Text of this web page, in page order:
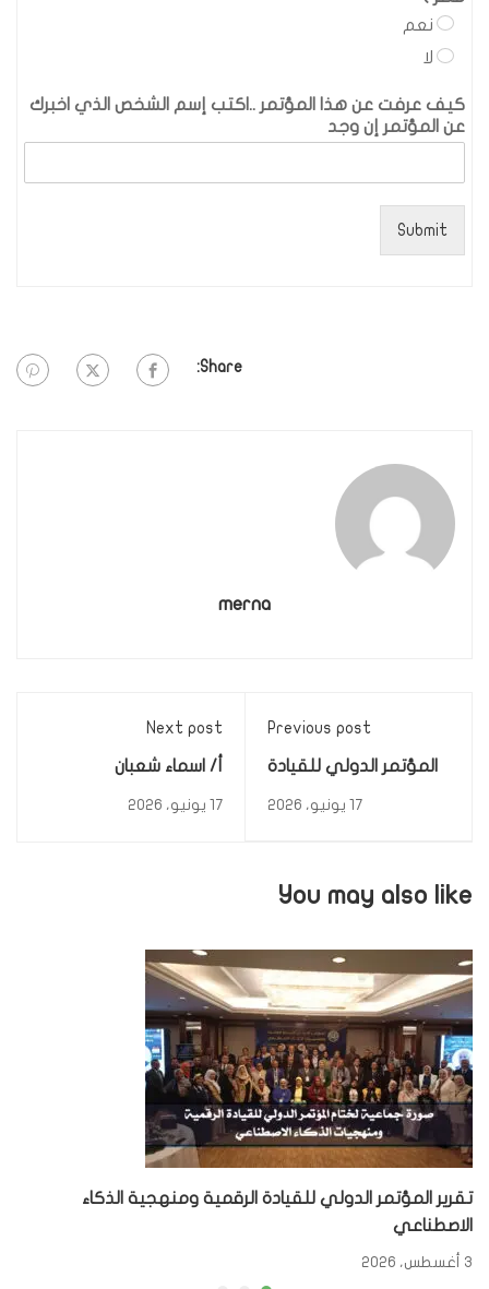
نعم
لا
كيف عرفت عن هذا المؤتمر ..اكتب إسم الشخص الذي اخبرك
عن المؤتمر إن وجد
Submit
Share:
merna
Previous post
المؤتمر الدولي للقيادة
17 يونيو، 2026
Next post
أ/ اسماء شعبان
17 يونيو، 2026
You may also like
تقرير المؤتمر الدولي للقيادة الرقمية ومنهجية الذكاء
الاصطناعي
3 أغسطس، 2026